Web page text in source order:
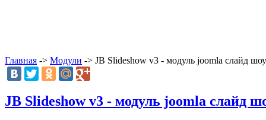
Главная -> Модули -> JB Slideshow v3 - модуль joomla слайд шоу
JB Slideshow v3 - модуль joomla слайд